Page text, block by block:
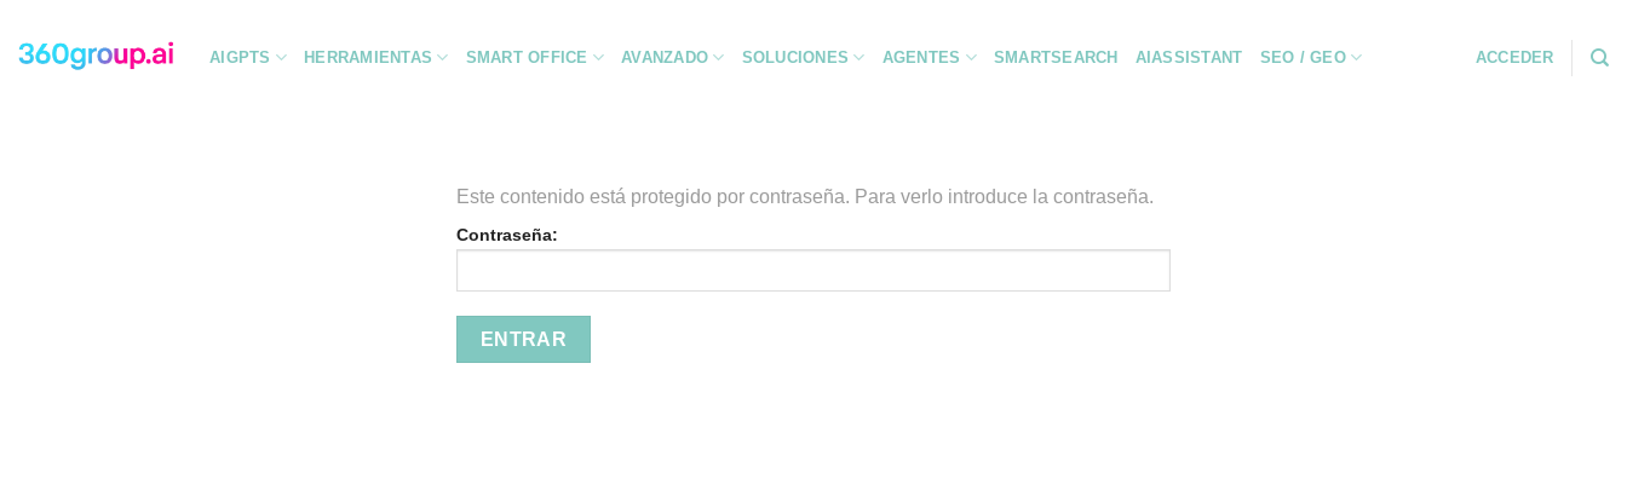
contenido
AIGPTS HERRAMIENTAS SMART OFFICE AVANZADO SOLUCIONES AGENTES SMARTSEARCH AIASSISTANT SEO / GEO ACCEDER
Este contenido está protegido por contraseña. Para verlo introduce la contraseña.
Contraseña: